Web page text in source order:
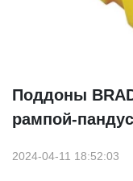
Поддоны
рампой-
2024-04-11 18:52:03